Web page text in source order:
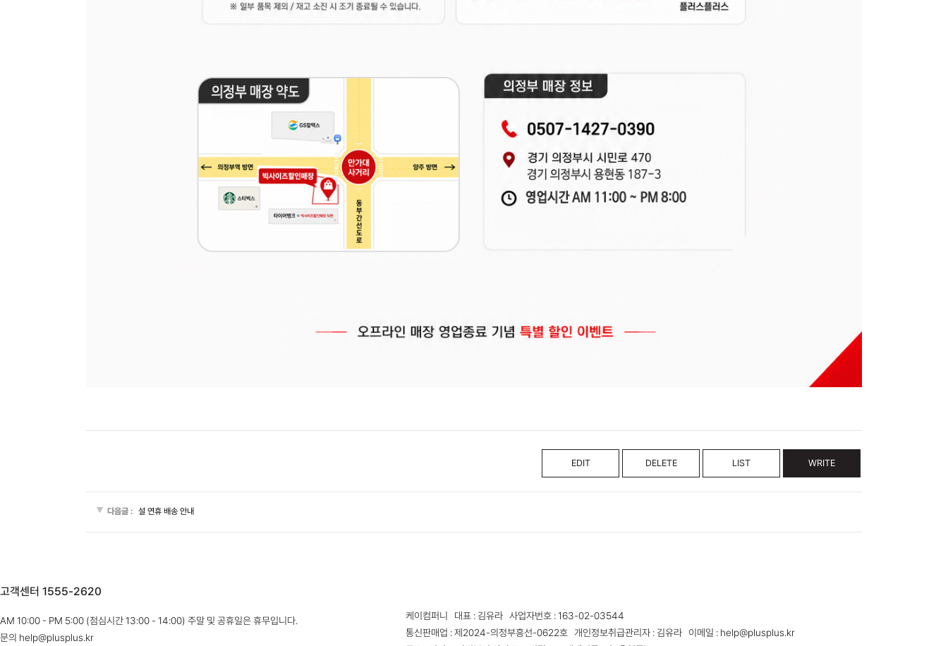
EDIT DELETE LIST WRITE
다음글 : 설 연휴 배송 안내
고객센터 1555-2620
AM 10:00 - PM 5:00 (점심시간 13:00 - 14:00) 주말 및 공휴일은 휴무입니다.
문의 help@plusplus.kr
케이컴퍼니 대표 : 김유라 사업자번호 : 163-02-03544
통신판매업 : 제2024-의정부흥선-0622호 개인정보취급관리자 : 김유라 이메일 : help@plusplus.kr